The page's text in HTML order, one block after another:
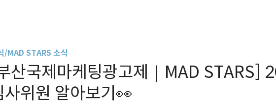
/MAD STARS 소식
산국제마케팅광고제｜MAD STARS]
사위원 알아보기👀